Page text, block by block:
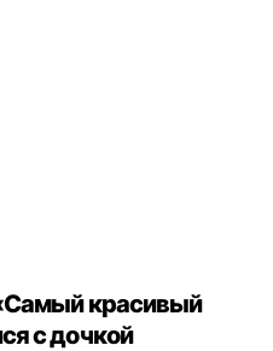
красивый
с дочкой